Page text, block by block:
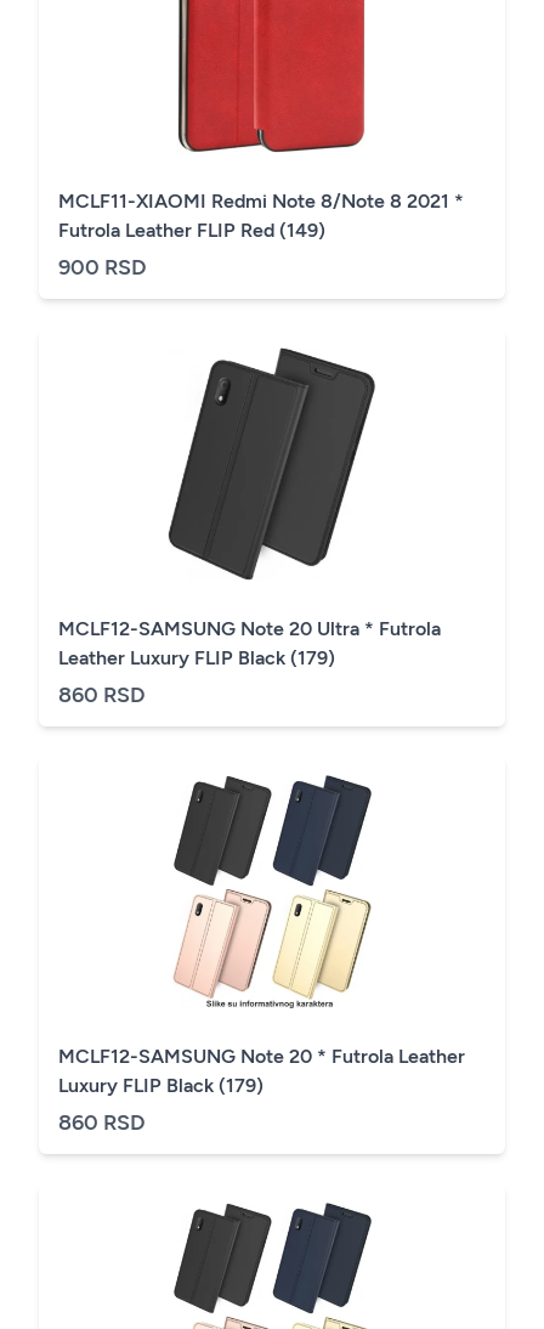
MCLF11-XIAOMI Redmi Note 8/Note 8 2021 *
Futrola Leather FLIP Red (149)
900 RSD
MCLF12-SAMSUNG Note 20 Ultra * Futrola
Leather Luxury FLIP Black (179)
860 RSD
MCLF12-SAMSUNG Note 20 * Futrola Leather
Luxury FLIP Black (179)
860 RSD